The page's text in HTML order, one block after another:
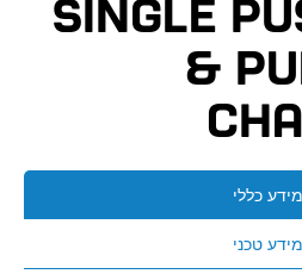
SINGLE
&
מידע כללי
מידע טכני